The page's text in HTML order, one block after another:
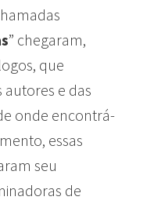
” chegaram,
que
e das
onde encontrá-
essas
seu
de